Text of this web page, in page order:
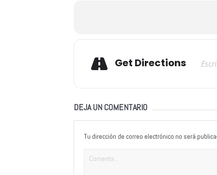
Get Directions
DEJA UN COMENTARIO
Tu dirección de correo electrónico no será